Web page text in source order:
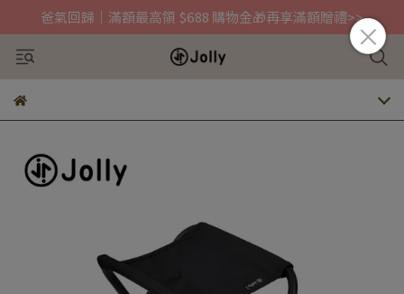
爸氣回歸｜滿額最高領 $688 購物金🎁再享滿額贈禮>>